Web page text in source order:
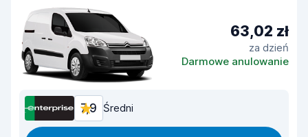
63,02 zł
za dzień
Darmowe anulowanie
7,9 Średni